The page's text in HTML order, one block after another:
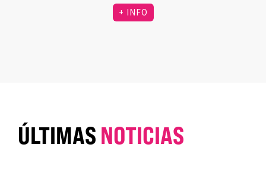
+ INFO
ÚLTIMAS NOTICIAS